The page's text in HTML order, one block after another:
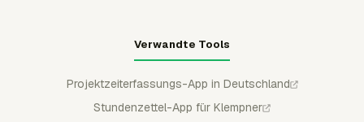
Verwandte Tools
Projektzeiterfassungs-App in Deutschland
Stundenzettel-App für Klempner